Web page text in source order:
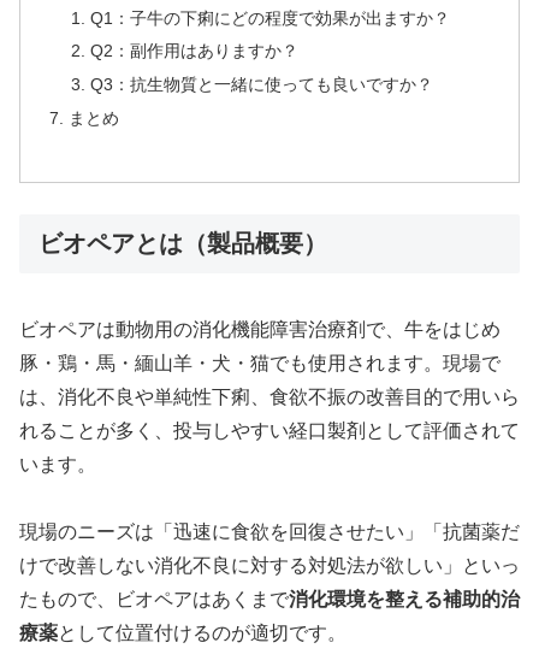
Q1：子牛の下痢にどの程度で効果が出ますか？
Q2：副作用はありますか？
Q3：抗生物質と一緒に使っても良いですか？
まとめ
ビオペアとは（製品概要）
ビオペアは動物用の消化機能障害治療剤で、牛をはじめ
豚・鶏・馬・緬山羊・犬・猫でも使用されます。現場で
は、消化不良や単純性下痢、食欲不振の改善目的で用いら
れることが多く、投与しやすい経口製剤として評価されて
います。
現場のニーズは「迅速に食欲を回復させたい」「抗菌薬だ
けで改善しない消化不良に対する対処法が欲しい」といっ
たもので、ビオペアはあくまで消化環境を整える補助的治
療薬として位置付けるのが適切です。